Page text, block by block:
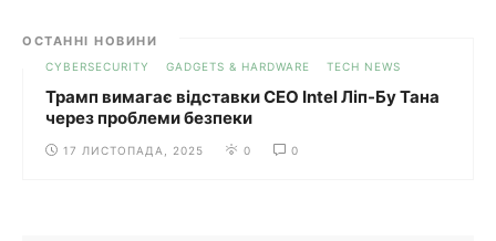
ОСТАННІ НОВИНИ
CYBERSECURITY GADGETS & HARDWARE TECH NEWS
Трамп вимагає відставки CEO Intel Ліп-Бу Тана
через проблеми безпеки
17 ЛИСТОПАДА, 2025 0 0